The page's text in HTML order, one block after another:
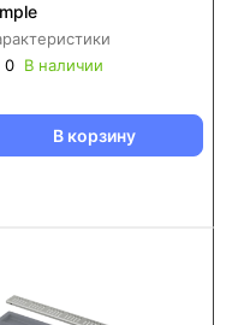
0 В наличии
В корзину